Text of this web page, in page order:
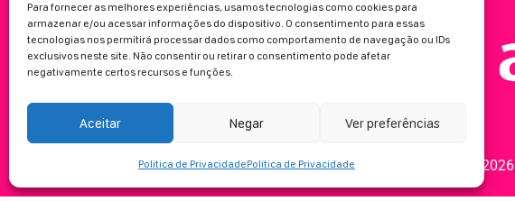
Para fornecer as melhores experiências, usamos tecnologias como cookies para
armazenar e/ou acessar informações do dispositivo. O consentimento para essas
tecnologias nos permitirá processar dados como comportamento de navegação ou IDs
exclusivos neste site. Não consentir ou retirar o consentimento pode afetar
negativamente certos recursos e funções.
Aceitar Negar Ver preferências
Politica de PrivacidadePolitica de Privacidade Copyright